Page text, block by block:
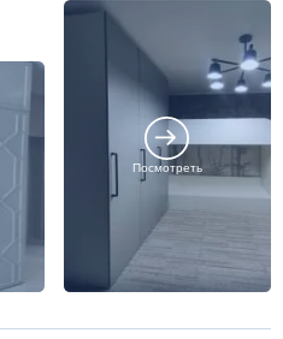
Посмотреть